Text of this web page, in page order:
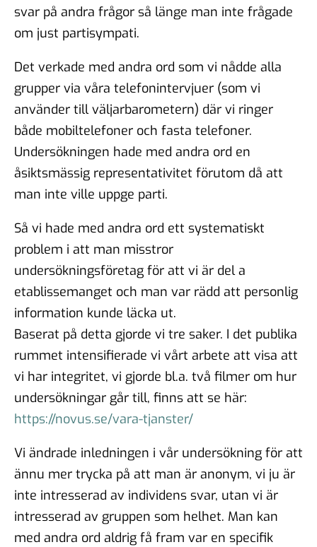
svar på andra frågor så länge man inte frågade
om just partisympati.
Det verkade med andra ord som vi nådde alla
grupper via våra telefonintervjuer (som vi
använder till väljarbarometern) där vi ringer
både mobiltelefoner och fasta telefoner.
Undersökningen hade med andra ord en
åsiktsmässig representativitet förutom då att
man inte ville uppge parti.
Så vi hade med andra ord ett systematiskt
problem i att man misstror
undersökningsföretag för att vi är del a
etablissemanget och man var rädd att personlig
information kunde läcka ut.
Baserat på detta gjorde vi tre saker. I det publika
rummet intensifierade vi vårt arbete att visa att
vi har integritet, vi gjorde bl.a. två filmer om hur
undersökningar går till, finns att se här:
https://novus.se/vara-tjanster/
Vi ändrade inledningen i vår undersökning för att
ännu mer trycka på att man är anonym, vi ju är
inte intresserad av individens svar, utan vi är
intresserad av gruppen som helhet. Man kan
med andra ord aldrig få fram var en specifik